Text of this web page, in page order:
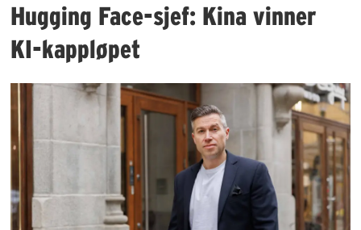
Hugging Face-sjef: Kina vinner
KI-kappløpet